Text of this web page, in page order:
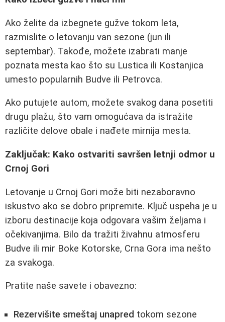
Ako želite da izbegnete gužve tokom leta,
razmislite o letovanju van sezone (jun ili
septembar). Takođe, možete izabrati manje
poznata mesta kao što su Lustica ili Kostanjica
umesto popularnih Budve ili Petrovca.
Ako putujete autom, možete svakog dana posetiti
drugu plažu, što vam omogućava da istražite
različite delove obale i nađete mirnija mesta.
Zaključak: Kako ostvariti savršen letnji odmor u
Crnoj Gori
Letovanje u Crnoj Gori može biti nezaboravno
iskustvo ako se dobro pripremite. Ključ uspeha je u
izboru destinacije koja odgovara vašim željama i
očekivanjima. Bilo da tražiti živahnu atmosferu
Budve ili mir Boke Kotorske, Crna Gora ima nešto
za svakoga.
Pratite naše savete i obavezno:
Rezervišite smeštaj unapred tokom sezone